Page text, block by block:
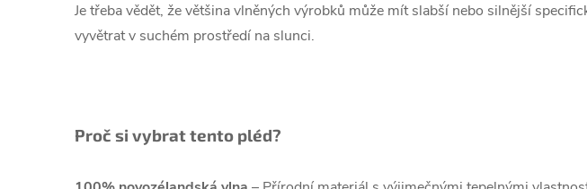
Je třeba vědět, že většina vlněných výrobků může mít slabší nebo silnější
vyvětrat v suchém prostředí na slunci.
Proč si vybrat tento pléd?